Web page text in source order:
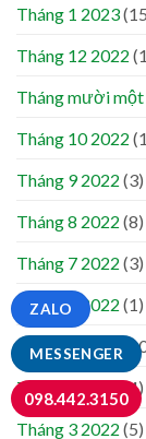
Tháng 1 2023
Tháng 12 2022
Tháng mười
Tháng 10 2022
Tháng 9 2022 (3)
Tháng 8 2022 (8)
Tháng 7 2022 (3)
Tháng 6 2022 (1)
Tháng 5 2022
Tháng 4 2022(4)
Tháng 3 2022 (5)
MESSENGER
ZALO
098.442.3150